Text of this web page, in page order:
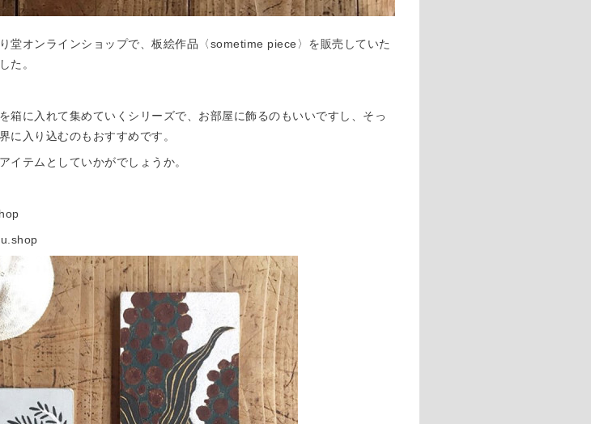
堂オンラインショップで、板絵作品〈sometime piece〉を販売していた
た。
箱に入れて集めていくシリーズで、お部屋に飾るのもいいですし、そっ
に入り込むのもおすすめです。
イテムとしていかがでしょうか。